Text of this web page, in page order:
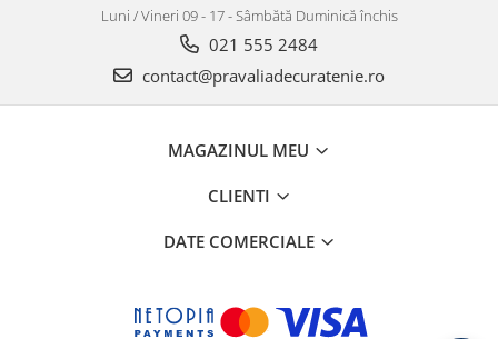
Luni / Vineri 09 - 17 - Sâmbătă Duminică închis
021 555 2484
contact@pravaliadecuratenie.ro
MAGAZINUL MEU
CLIENTI
DATE COMERCIALE